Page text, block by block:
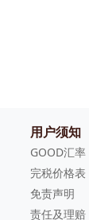
用户须知
GOOD汇率
完税价格表
免责声明
责任及理赔